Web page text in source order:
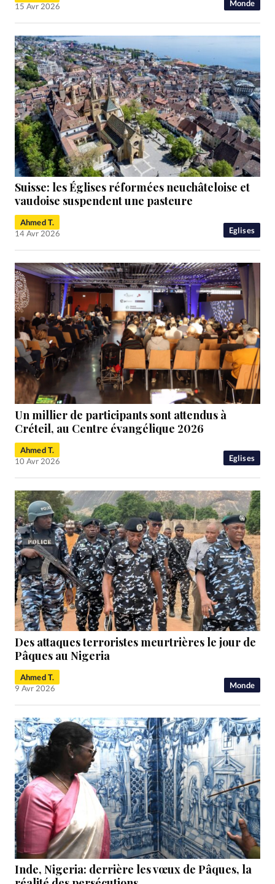
Monde
15 Avr 2026
Eglises
Suisse: les Églises réformées neuchâteloise et
vaudoise suspendent une pasteure
Ahmed T.
14 Avr 2026
Eglises
Un millier de participants sont attendus à
Créteil, au Centre évangélique 2026
Ahmed T.
10 Avr 2026
Monde
Des attaques terroristes meurtrières le jour de
Pâques au Nigeria
Ahmed T.
9 Avr 2026
Inde, Nigeria: derrière les vœux de Pâques, la